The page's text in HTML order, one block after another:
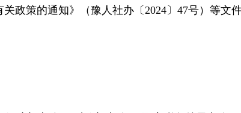
政策的通知》（豫人社办〔2024〕47号）等文